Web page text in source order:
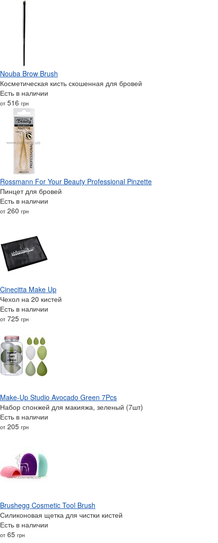
Nouba Brow Brush
Косметическая кисть скошенная для бровей
Есть в наличии
от 516 грн
Rossmann For Your Beauty Professional Pinzette
Пинцет для бровей
Есть в наличии
от 260 грн
Cinecitta Make Up
Чехол на 20 кистей
Есть в наличии
от 725 грн
Make-Up Studio Avocado Green 7Pcs
Набор спонжей для макияжа, зеленый (7шт)
Есть в наличии
от 205 грн
Brushegg Cosmetic Tool Brush
Силиконовая щетка для чистки кистей
Есть в наличии
от 65 грн